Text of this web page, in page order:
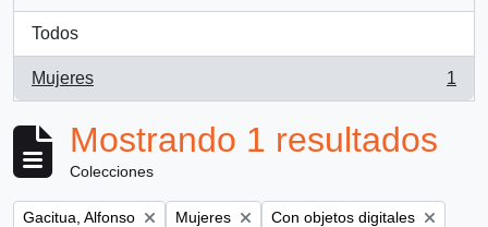
Todos
Mujeres
, 1 resultados
1
Mostrando 1 resultados
Colecciones
Remove filter:
Gacitua, Alfonso Remove filter:
Mujeres Remove filter:
Con objetos digitales